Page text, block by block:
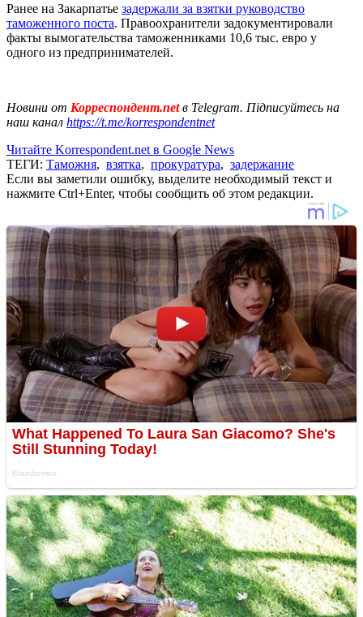
Ранее на Закарпатье задержали за взятки руководство
таможенного поста. Правоохранители задокументировали
факты вымогательства таможенниками 10,6 тыс. евро у
одного из предпринимателей.
Новини от Корреспондент.netв Telegram. Підписуйтесь на
наш канал https://t.me/korrespondentnet
Читайте Korrespondent.net в Google News
ТЕГИ: Таможня, взятка, прокуратура, задержание
Если вы заметили ошибку, выделите необходимый текст и
нажмите Ctrl+Enter, чтобы сообщить об этом редакции.